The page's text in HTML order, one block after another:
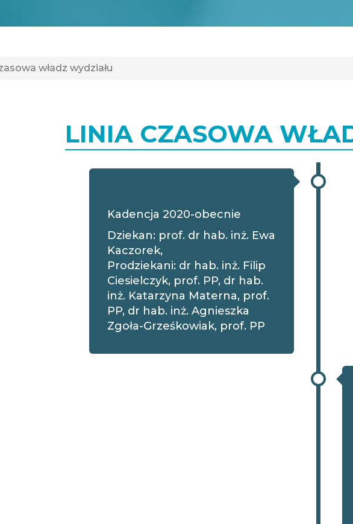
władz wydziału
LINIA CZASOWA
Kadencja 2020-obecnie
Dziekan: prof. dr hab. inż. Ewa
Kaczorek,
Prodziekani: dr hab. inż. Filip
Ciesielczyk, prof. PP, dr hab.
inż. Katarzyna Materna, prof.
PP, dr hab. inż. Agnieszka
Zgoła-Grześkowiak, prof. PP